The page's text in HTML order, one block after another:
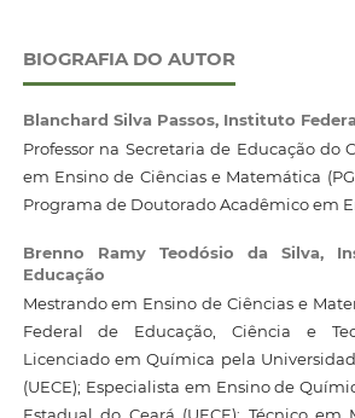
BIOGRAFIA DO AUTOR
Blanchard Silva Passos, Instituto
Professor na Secretaria de Educação do
em Ensino de Ciências e Matemática
Programa de Doutorado Acadêmico em
Brenno Ramy Teodósio da Silva,
Educação
Mestrando em Ensino de Ciências e
Federal de Educação, Ciência e
Licenciado em Química pela
(UECE); Especialista em Ensino de